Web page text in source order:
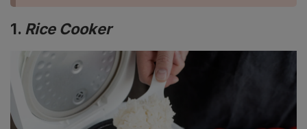
1. Rice Cooker